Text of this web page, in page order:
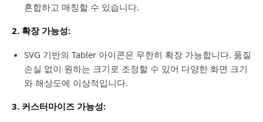
혼합하고 매칭할 수 있습니다.
2. 확장 가능성:
SVG 기반의 Tabler 아이콘은 무한히 확장 가능합니다. 품질
손실 없이 원하는 크기로 조정할 수 있어 다양한 화면 크기
와 해상도에 이상적입니다.
3. 커스터마이즈 가능성: